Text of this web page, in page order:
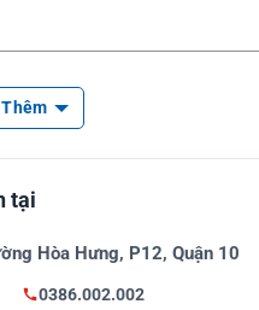
Battery Pack
F4101D series
nhẹ, hiệu suất năng lượng ổ
cao
Thêm
tại
Hòa Hưng, P12, Quận 10
0386.002.002